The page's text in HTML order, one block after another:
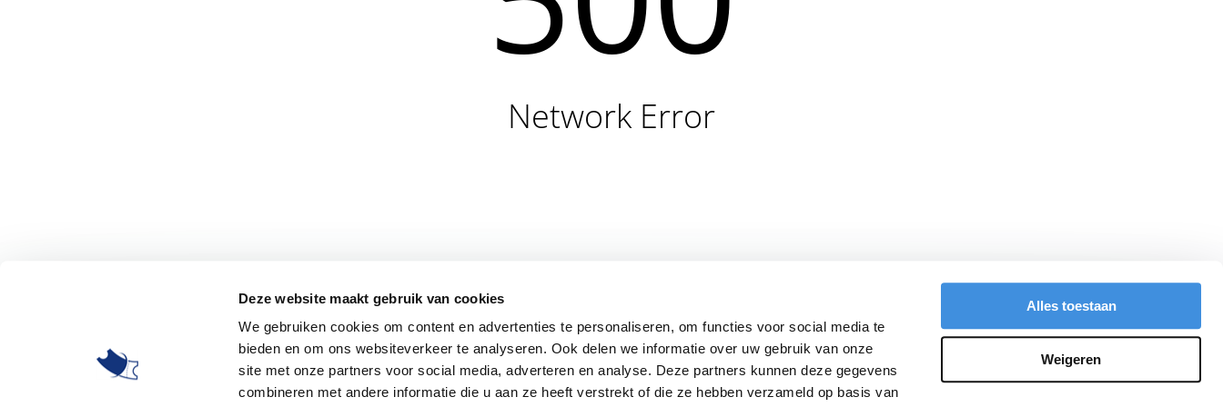
Deze website maakt gebruik van cookies
We gebruiken cookies om content en advertenties te personaliseren, om functies voor social media te
bieden en om ons websiteverkeer te analyseren. Ook delen we informatie over uw gebruik van onze
site met onze partners voor social media, adverteren en analyse. Deze partners kunnen deze gegevens
combineren met andere informatie die u aan ze heeft verstrekt of die ze hebben verzameld op basis van
Alles toestaan
Weigeren
Network Error